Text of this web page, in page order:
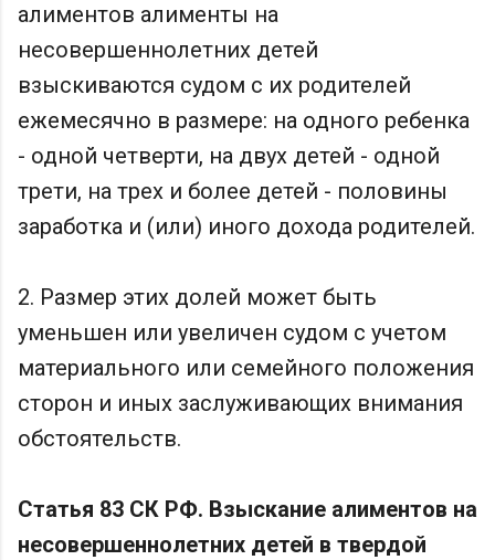
алиментов алименты на
несовершеннолетних детей
взыскиваются судом с их родителей
ежемесячно в размере: на одного ребенка
- одной четверти, на двух детей - одной
трети, на трех и более детей - половины
заработка и (или) иного дохода родителей.
2. Размер этих долей может быть
уменьшен или увеличен судом с учетом
материального или семейного положения
сторон и иных заслуживающих внимания
обстоятельств.
Статья 83 СК РФ. Взыскание алиментов на
несовершеннолетних детей в твердой